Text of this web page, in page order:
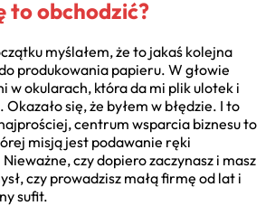
to obchodzić?
myślałem, że to jakaś kolejna
produkowania papieru. W głowie
w okularach, która da mi plik ulotek i
się, że byłem w błędzie. I to
centrum wsparcia biznesu to
misją jest podawanie ręki
czy dopiero zaczynasz i masz
czy prowadzisz małą firmę od lat i
sufit.